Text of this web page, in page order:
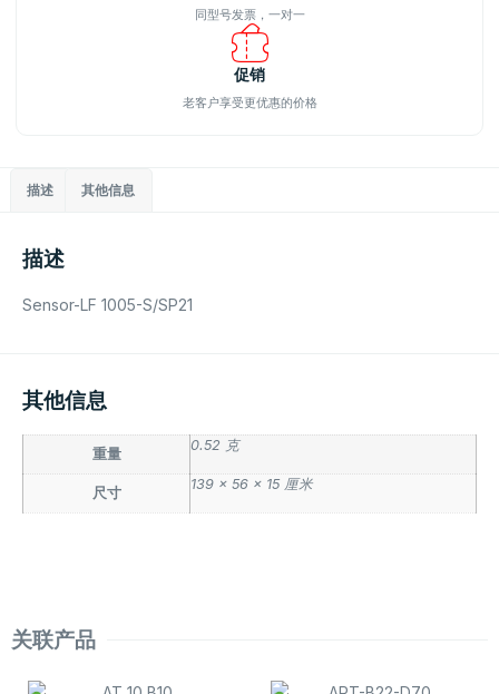
同型号发票，一对一
促销
老客户享受更优惠的价格
描述 其他信息
描述
Sensor-LF 1005-S/SP21
其他信息
重量
0.52 克
尺寸
139 × 56 × 15 厘米
关联产品